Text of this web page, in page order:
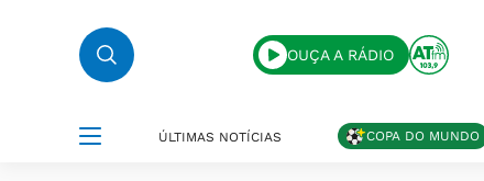
OUÇA A RÁDIO
ÚLTIMAS NOTÍCIAS COPA DO MUNDO